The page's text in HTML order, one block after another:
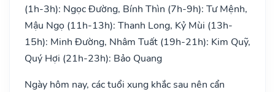
(1h-3h): Ngọc Đường, Bính Thìn (7h-9h): Tư Mệnh,
Mậu Ngọ (11h-13h): Thanh Long, Kỷ Mùi (13h-
15h): Minh Đường, Nhâm Tuất (19h-21h): Kim Quỹ,
Quý Hợi (21h-23h): Bảo Quang
Ngày hôm nay, các tuổi xung khắc sau nên cẩn